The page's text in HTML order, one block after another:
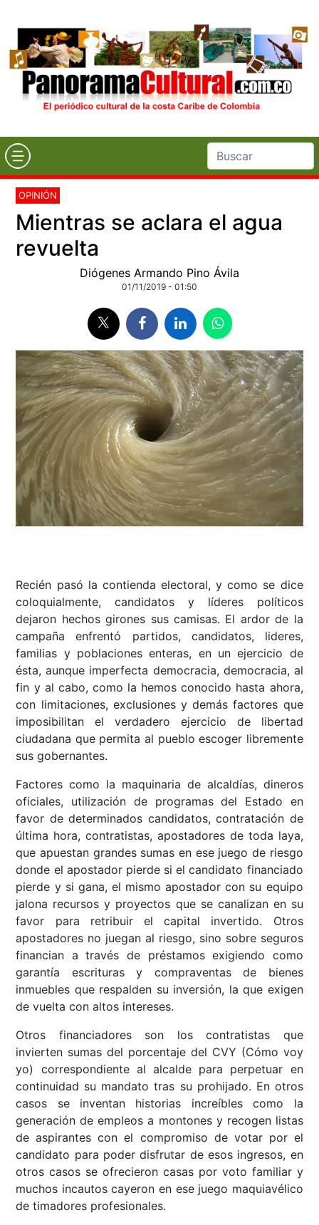
OPINIÓN
Mientras se aclara el agua
revuelta
Diógenes Armando Pino Ávila
01/11/2019 - 01:50
Recién pasó la contienda electoral, y como se dice
coloquialmente, candidatos y líderes políticos
dejaron hechos girones sus camisas. El ardor de la
campaña enfrentó partidos, candidatos, lideres,
familias y poblaciones enteras, en un ejercicio de
ésta, aunque imperfecta democracia, democracia, al
fin y al cabo, como la hemos conocido hasta ahora,
con limitaciones, exclusiones y demás factores que
imposibilitan el verdadero ejercicio de libertad
ciudadana que permita al pueblo escoger libremente
sus gobernantes.
Factores como la maquinaria de alcaldías, dineros
oficiales, utilización de programas del Estado en
favor de determinados candidatos, contratación de
última hora, contratistas, apostadores de toda laya,
que apuestan grandes sumas en ese juego de riesgo
donde el apostador pierde si el candidato financiado
pierde y si gana, el mismo apostador con su equipo
jalona recursos y proyectos que se canalizan en su
favor para retribuir el capital invertido. Otros
apostadores no juegan al riesgo, sino sobre seguros
financian a través de préstamos exigiendo como
garantía escrituras y compraventas de bienes
inmuebles que respalden su inversión, la que exigen
de vuelta con altos intereses.
Otros financiadores son los contratistas que
invierten sumas del porcentaje del CVY (Cómo voy
yo) correspondiente al alcalde para perpetuar en
continuidad su mandato tras su prohijado. En otros
casos se inventan historias increíbles como la
generación de empleos a montones y recogen listas
de aspirantes con el compromiso de votar por el
candidato para poder disfrutar de esos ingresos, en
otros casos se ofrecieron casas por voto familiar y
muchos incautos cayeron en ese juego maquiavélico
de timadores profesionales.